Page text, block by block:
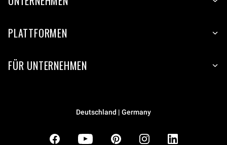
PLATTFORMEN
FÜR UNTERNEHMEN
Deutschland | Germany